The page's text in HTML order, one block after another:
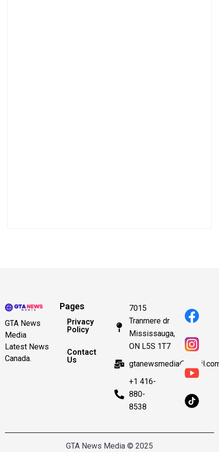
GTA News
Media
Latest News
Canada.
Pages
Privacy
Policy
Contact
Us
7015
Tranmere dr
Mississauga,
ON L5S 1T7
+1 416-
880-
8538
GTA News Media © 2025